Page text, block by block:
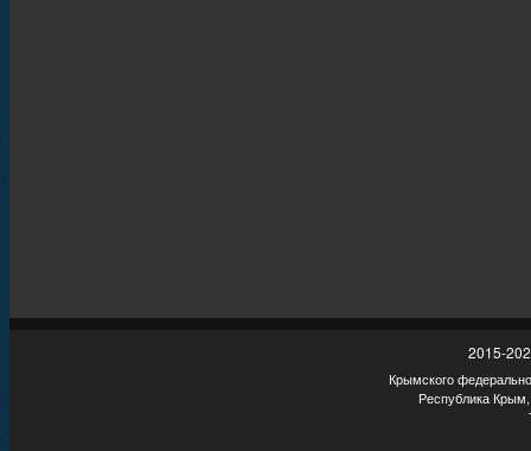
2015-
Крымского
Республика